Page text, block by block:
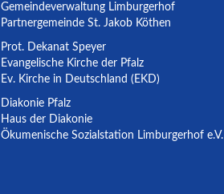
Gemeindeverwaltung Limburgerhof
Partnergemeinde St. Jakob Köthen
Prot. Dekanat Speyer
Evangelische Kirche der Pfalz
Ev. Kirche in Deutschland (EKD)
Diakonie Pfalz
Haus der Diakonie
Ökumenische Sozialstation Limburgerhof e.V.